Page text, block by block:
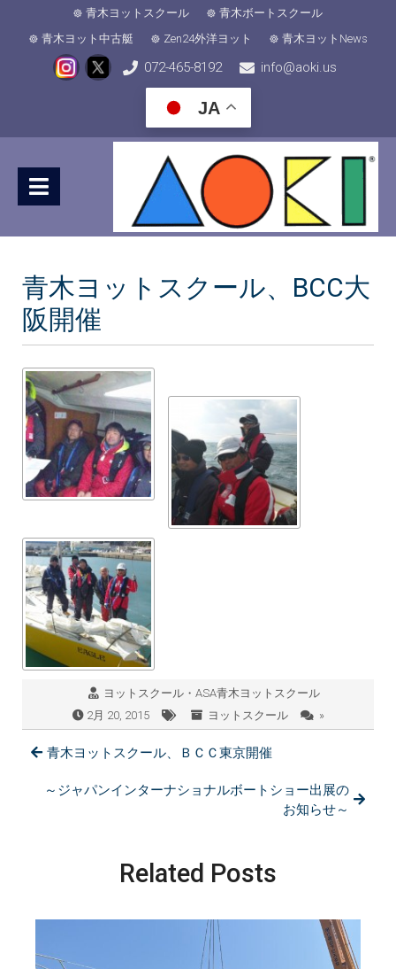
青木ヨットスクール
青木ボートスクール
青木ヨット中古艇
Zen24外洋ヨット 青木ヨットNews
072-465-8192 info@aoki.us
JA
青木ヨットスクール、BCC大
阪開催
ヨットスクール・ASA青木ヨットスクール
2月 20, 2015
ヨットスクール »
青木ヨットスクール、ＢＣＣ東京開催
～ジャパンインターナショナルボートショー出展の
お知らせ～
Related Posts